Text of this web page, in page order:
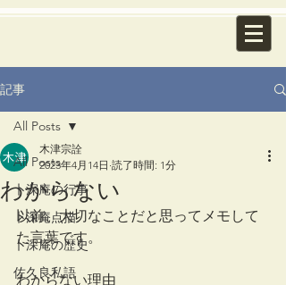
記事
All Posts
卜深庵の行事
卜深庵点描
卜深庵の歴史
佐久良私語
All Posts
わからない
木津宗詮
2023年4月14日 読了時間: 1分
以前、大切なことだと思ってメモして
た言葉です。
わからない理由